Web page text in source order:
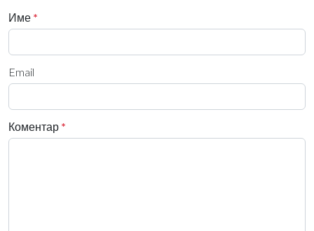
Име *
Email
Коментар *